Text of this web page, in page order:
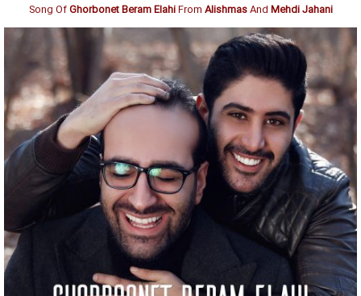
Song OfGhorbonet Beram ElahiFrom AlishmasAnd Mehdi Jahani